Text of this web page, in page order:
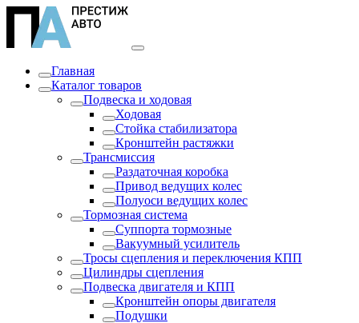
Главная
Каталог товаров
Подвеска и ходовая
Ходовая
Стойка стабилизатора
Кронштейн растяжки
Трансмиссия
Раздаточная коробка
Привод ведущих колес
Полуоси ведущих колес
Тормозная система
Суппорта тормозные
Вакуумный усилитель
Тросы сцепления и переключения КПП
Цилиндры сцепления
Подвеска двигателя и КПП
Кронштейн опоры двигателя
Подушки